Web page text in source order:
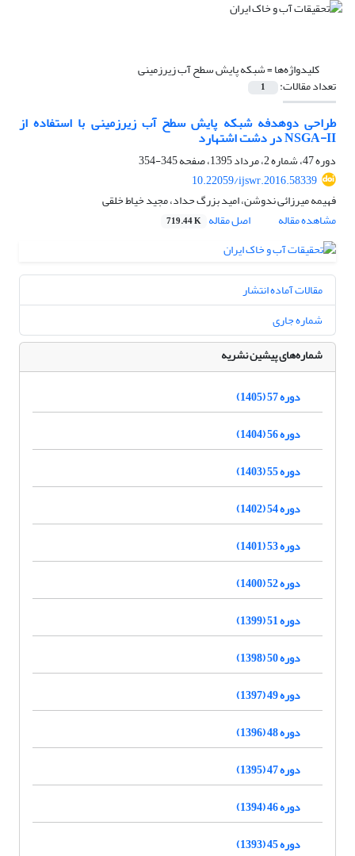
کلیدواژه‌ها =شبکه پایش سطح آب زیرزمینی
تعداد مقالات: 1
طراحی دوهدفه شبکه پایش سطح آب زیرزمینی با استفاده از
NSGA-II در دشت اشتهارد
دوره 47، شماره 2، مرداد 1395، صفحه
345-354
10.22059/ijswr.2016.58339
فهیمه میرزائی ندوشن، امید بزرگ حداد، مجید خیاط خلقی
مشاهده مقاله
اصل مقاله 719.44 K
مقالات آماده انتشار
شماره جاری
شماره‌های پیشین نشریه
دوره 57 (1405)
دوره 56 (1404)
دوره 55 (1403)
دوره 54 (1402)
دوره 53 (1401)
دوره 52 (1400)
دوره 51 (1399)
دوره 50 (1398)
دوره 49 (1397)
دوره 48 (1396)
دوره 47 (1395)
دوره 46 (1394)
دوره 45 (1393)